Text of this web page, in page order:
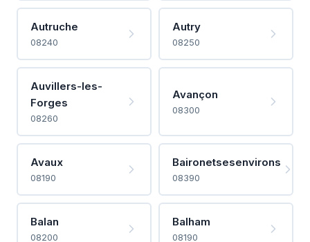
Autruche
08240
Autry
08250
Auvillers-les-
Forges
08260
Avançon
08300
Avaux
08190
Baironetsesenvirons
08390
Balan
08200
Balham
08190